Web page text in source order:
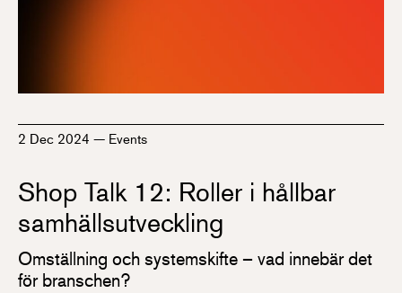
2 Dec 2024 — Events
Shop Talk 12: Roller i hållbar
samhällsutveckling
Omställning och systemskifte – vad innebär det
för branschen?